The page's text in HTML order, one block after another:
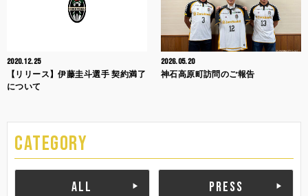
2020.12.25
【リリース】伊藤圭斗選手 契約満了
について
2026.05.20
神石高原町訪問のご報告
CATEGORY
ALL PRESS